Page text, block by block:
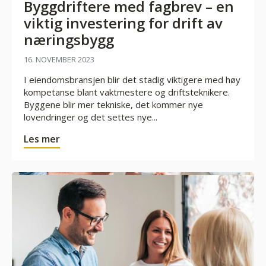
Byggdriftere med fagbrev – en
viktig investering for drift av
næringsbygg
16. NOVEMBER 2023
I eiendomsbransjen blir det stadig viktigere med høy
kompetanse blant vaktmestere og driftsteknikere.
Byggene blir mer tekniske, det kommer nye
lovendringer og det settes nye...
Les mer